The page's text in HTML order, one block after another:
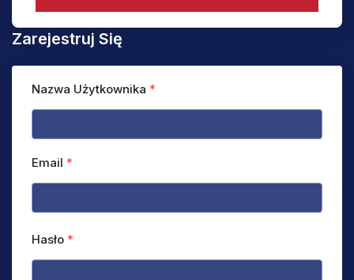
Zarejestruj Się
Nazwa Użytkownika *
Email *
Hasło *